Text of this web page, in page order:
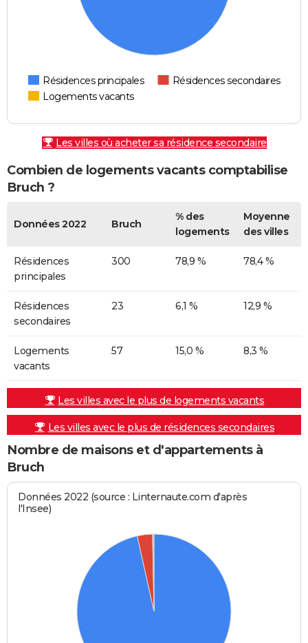
Résidences principales
Résidences secondaires
Logements vacants
Les villes où acheter sa résidence secondaire
Combien de logements vacants comptabilise
Bruch ?
Données 2022 Bruch
% des
logements
Moyenne
des villes
Résidences
principales
300 78,9 % 78,4 %
Résidences
secondaires
23 6,1 % 12,9 %
Logements
vacants
57 15,0 % 8,3 %
Les villes avec le plus de logements vacants
Les villes avec le plus de résidences secondaires
Nombre de maisons et d'appartements à
Bruch
Données 2022 (source : Linternaute.com d'après
l'Insee)